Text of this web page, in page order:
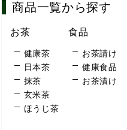
商品一覧から探す
お茶
健康茶
日本茶
抹茶
玄米茶
ほうじ茶
食品
お茶請け
健康食品
お茶漬け